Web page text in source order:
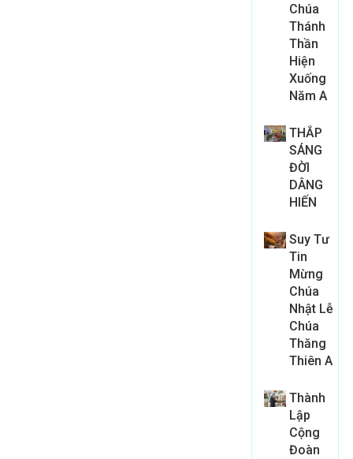
Chúa
Thánh
Thần
Hiện
Xuống
Năm A
THẮP
SÁNG
ĐỜI
DÂNG
HIẾN
Suy Tư
Tin
Mừng
Chúa
Nhật Lễ
Chúa
Thăng
Thiên A
Thành
Lập
Cộng
Đoàn